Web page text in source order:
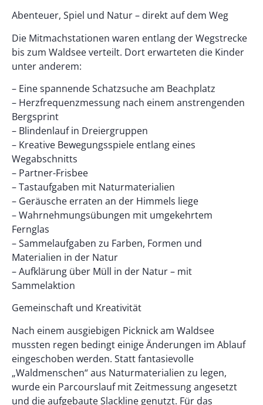
Abenteuer, Spiel und Natur – direkt auf dem Weg
Die Mitmachstationen waren entlang der Wegstrecke
bis zum Waldsee verteilt. Dort erwarteten die Kinder
unter anderem:
– Eine spannende Schatzsuche am Beachplatz
– Herzfrequenzmessung nach einem anstrengenden
Bergsprint
– Blindenlauf in Dreiergruppen
– Kreative Bewegungsspiele entlang eines
Wegabschnitts
– Partner-Frisbee
– Tastaufgaben mit Naturmaterialien
– Geräusche erraten an der Himmels liege
– Wahrnehmungsübungen mit umgekehrtem
Fernglas
– Sammelaufgaben zu Farben, Formen und
Materialien in der Natur
– Aufklärung über Müll in der Natur – mit
Sammelaktion
Gemeinschaft und Kreativität
Nach einem ausgiebigen Picknick am Waldsee
mussten regen bedingt einige Änderungen im Ablauf
eingeschoben werden. Statt fantasievolle
„Waldmenschen“ aus Naturmaterialien zu legen,
wurde ein Parcourslauf mit Zeitmessung angesetzt
und die aufgebaute Slackline genutzt. Für das